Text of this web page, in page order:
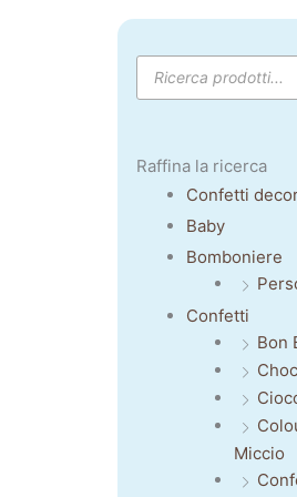
Products
search
Raffina la ricerca
Confetti
Baby
Bomboniere
Confetti
Bon
Miccio